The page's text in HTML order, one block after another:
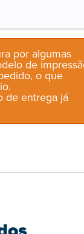
por algumas
de
o que
de entrega já